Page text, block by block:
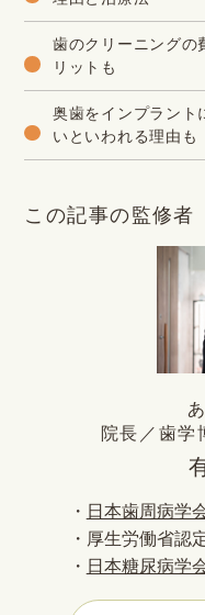
歯のクリーニングの
リットも
奥歯をインプラント
いといわれる理由も
この記事の監修者
院長／歯学
・ 日本歯周病学
・厚生労働省認
・ 日本糖尿病学